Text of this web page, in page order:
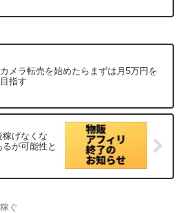
カメラ転売を始めたらまずは月5万円を
目指す
げなくな
が可能性と
ぐ